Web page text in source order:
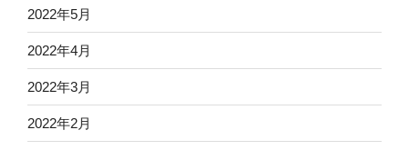
2022年5月
2022年4月
2022年3月
2022年2月